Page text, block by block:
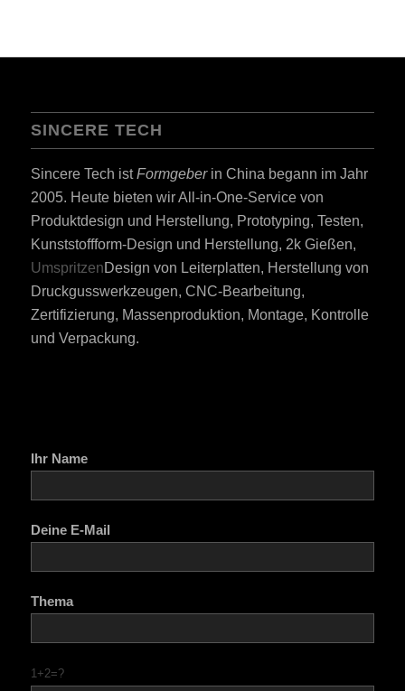
SINCERE TECH
Sincere Tech istFormgeberin China begann im Jahr
2005. Heute bieten wir All-in-One-Service von
Produktdesign und Herstellung, Prototyping, Testen,
Kunststoffform-Design und Herstellung, 2k Gießen,
UmspritzenDesign von Leiterplatten, Herstellung von
Druckgusswerkzeugen, CNC-Bearbeitung,
Zertifizierung, Massenproduktion, Montage, Kontrolle
und Verpackung.
Ihr Name
Deine E-Mail
Thema
1+2=?